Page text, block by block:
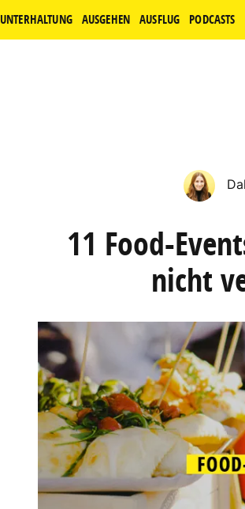
UNTERHALTUNG AUSGEHEN AUSFLUG PODCASTS
11 Food-
nicht